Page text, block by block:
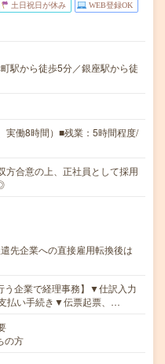
土日祝日が休み WEB登録OK
駅から徒歩5分／銀座駅から徒
実働8時間）■残業：5時間程度/
方合意の上、正社員として採用
先企業への直接雇用転換後は
う企業で経理事務】▼仕訳入力
払い手続き▼伝票起票、…
の方